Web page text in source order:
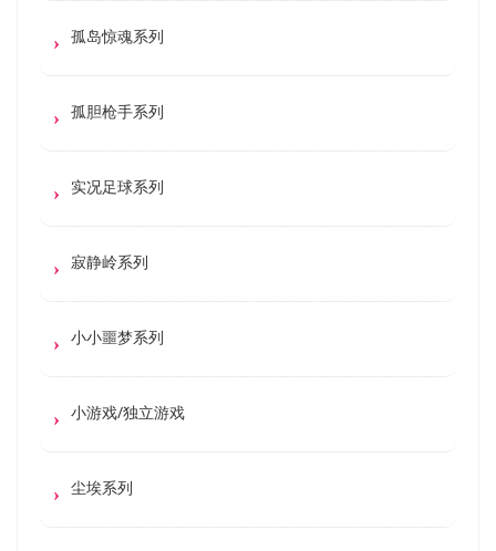
孤岛惊魂系列
孤胆枪手系列
实况足球系列
寂静岭系列
小小噩梦系列
小游戏/独立游戏
尘埃系列